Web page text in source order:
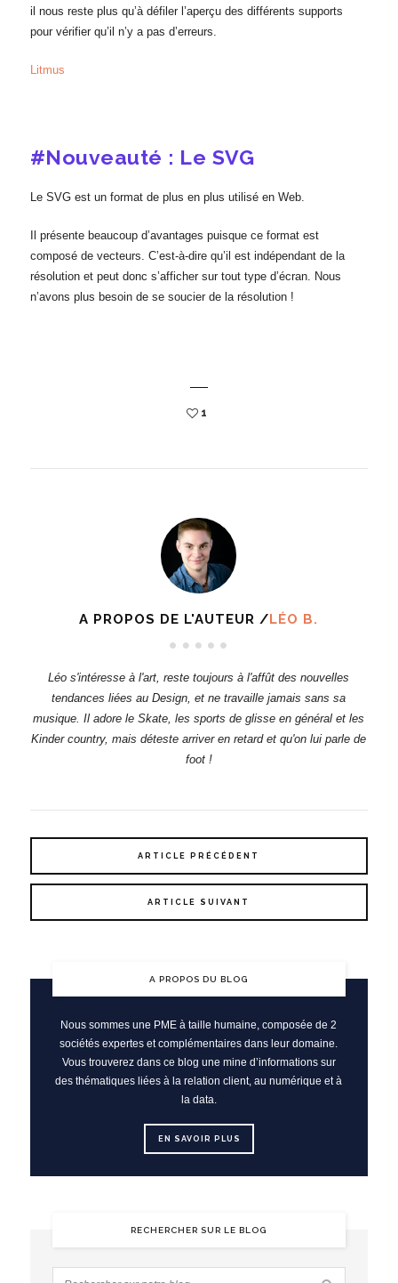
il nous reste plus qu’à défiler l’aperçu des différents supports
pour vérifier qu’il n’y a pas d’erreurs.
Litmus
#Nouveauté : Le SVG
Le SVG est un format de plus en plus utilisé en Web.
Il présente beaucoup d’avantages puisque ce format est
composé de vecteurs. C’est-à-dire qu’il est indépendant de la
résolution et peut donc s’afficher sur tout type d’écran. Nous
n’avons plus besoin de se soucier de la résolution !
1
A PROPOS DE L'AUTEUR /LÉO B.
Léo s'intéresse à l'art, reste toujours à l'affût des nouvelles
tendances liées au Design, et ne travaille jamais sans sa
musique. Il adore le Skate, les sports de glisse en général et les
Kinder country, mais déteste arriver en retard et qu'on lui parle de
foot !
ARTICLE PRÉCÉDENT
ARTICLE SUIVANT
A PROPOS DU BLOG
Nous sommes une PME à taille humaine, composée de 2
sociétés expertes et complémentaires dans leur domaine.
Vous trouverez dans ce blog une mine d’informations sur
des thématiques liées à la relation client, au numérique et à
la data.
EN SAVOIR PLUS
RECHERCHER SUR LE BLOG